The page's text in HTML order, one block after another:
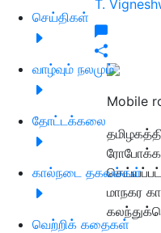
செய்திகள்
வாழ்வும் நலமும்
தோட்டக்கலை
கால்நடை தகவல்கள்
வெற்றிக் கதைகள்
T.
Mobile
மாநகர